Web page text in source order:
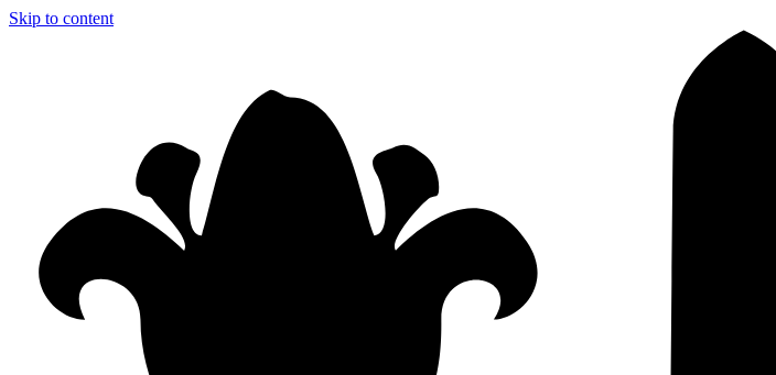
Skip to content